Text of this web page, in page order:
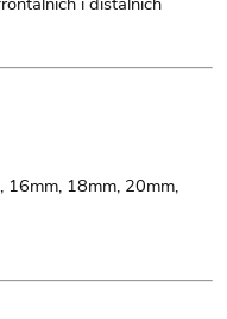
16mm, 18mm, 20mm,